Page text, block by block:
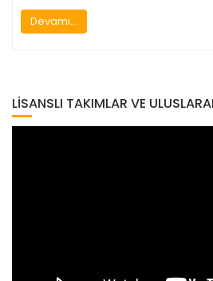
Devamı...
LISANSLI TAKIMLAR VE